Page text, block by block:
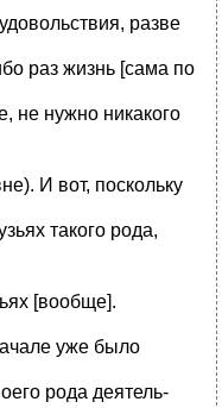
разве
раз жизнь [сама по
не нужно никакого
И вот, поскольку
такого рода,
[вообще].
уже было
рода деятель-